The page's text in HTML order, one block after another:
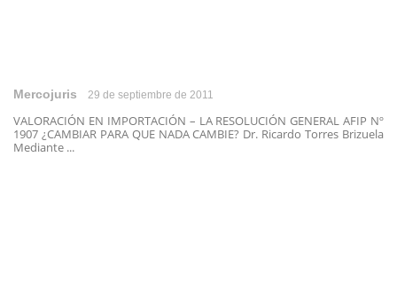
Mercojuris 29 de septiembre de 2011
VALORACIÓN EN IMPORTACIÓN – LA RESOLUCIÓN GENERAL AFIP Nº
1907 ¿CAMBIAR PARA QUE NADA CAMBIE? Dr. Ricardo Torres Brizuela
Mediante ...